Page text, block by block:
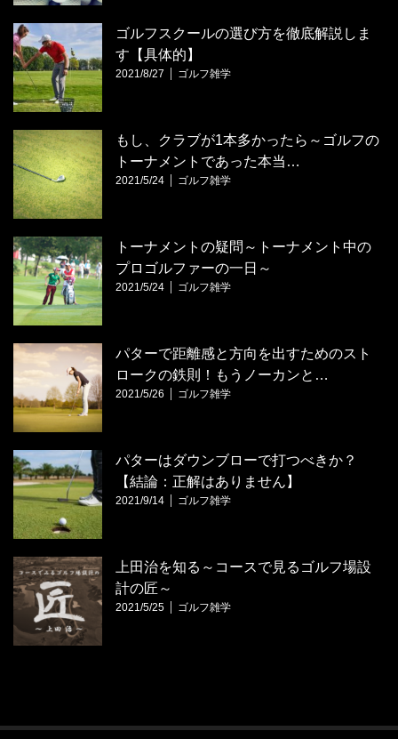
ゴルフスクールの選び方を徹底解説しま
す【具体的】
2021/8/27 ゴルフ雑学
もし、クラブが1本多かったら～ゴルフの
トーナメントであった本当…
2021/5/24 ゴルフ雑学
トーナメントの疑問～トーナメント中の
プロゴルファーの一日～
2021/5/24 ゴルフ雑学
パターで距離感と方向を出すためのスト
ロークの鉄則！もうノーカンと…
2021/5/26 ゴルフ雑学
パターはダウンブローで打つべきか？
【結論：正解はありません】
2021/9/14 ゴルフ雑学
上田治を知る～コースで見るゴルフ場設
計の匠～
2021/5/25 ゴルフ雑学